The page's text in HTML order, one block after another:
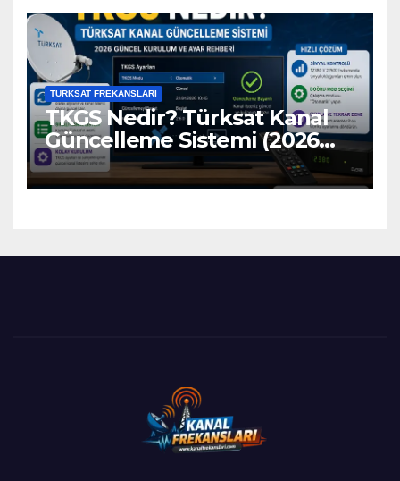
TÜRKSAT FREKANSLARI
TKGS Nedir? Türksat Kanal
Güncelleme Sistemi (2026
Ayarları)